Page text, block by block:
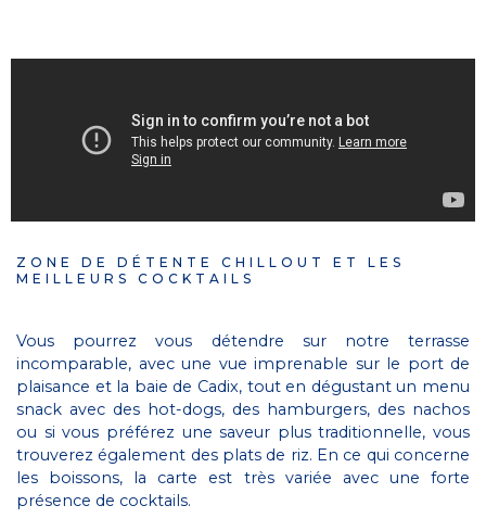
ZONE DE DÉTENTE CHILLOUT ET LES
MEILLEURS COCKTAILS
Vous pourrez vous détendre sur notre terrasse
incomparable, avec une vue imprenable sur le port de
plaisance et la baie de Cadix, tout en dégustant un menu
snack avec des hot-dogs, des hamburgers, des nachos
ou si vous préférez une saveur plus traditionnelle, vous
trouverez également des plats de riz. En ce qui concerne
les boissons, la carte est très variée avec une forte
présence de cocktails.